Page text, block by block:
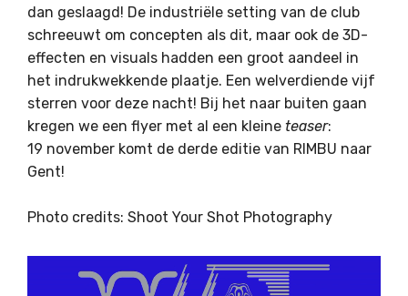
dan geslaagd! De industriële setting van de club
schreeuwt om concepten als dit, maar ook de 3D-
effecten en visuals hadden een groot aandeel in
het indrukwekkende plaatje. Een welverdiende vijf
sterren voor deze nacht! Bij het naar buiten gaan
kregen we een flyer met al een kleine teaser:
19 november komt de derde editie van RIMBU naar
Gent!
Photo credits: Shoot Your Shot Photography